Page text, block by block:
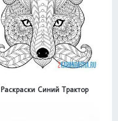
Раскраски Синий Трактор